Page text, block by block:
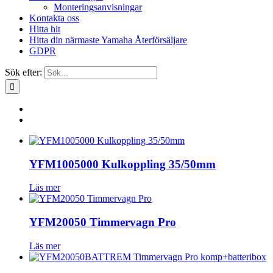
Monteringsanvisningar
Kontakta oss
Hitta hit
Hitta din närmaste Yamaha Återförsäljare
GDPR
Sök efter:
YFM1005000 Kulkoppling 35/50mm
Läs mer
YFM20050 Timmervagn Pro
Läs mer